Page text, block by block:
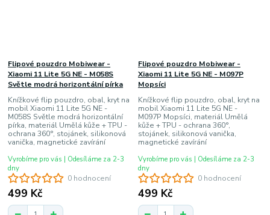
0 hodnocení
Flipové pouzdro Mobiwear -
Xiaomi 11 Lite 5G NE - M058S
Světle modrá horizontální pírka
Knížkové flip pouzdro, obal, kryt na
mobil Xiaomi 11 Lite 5G NE -
M058S Světle modrá horizontální
pírka, materiál Umělá kůže + TPU -
ochrana 360°, stojánek, silikonová
vanička, magnetické zavírání
499 Kč
Vyrobíme pro vás | Odesíláme za 2-3
dny
0 hodnocení
Flipové pouzdro Mobiwear -
Xiaomi 11 Lite 5G NE - M097P
Mopsíci
Knížkové flip pouzdro, obal, kryt na
mobil Xiaomi 11 Lite 5G NE -
M097P Mopsíci, materiál Umělá
kůže + TPU - ochrana 360°,
stojánek, silikonová vanička,
magnetické zavírání
499 Kč
Vyrobíme pro vás | Odesíláme za 2-3
dny